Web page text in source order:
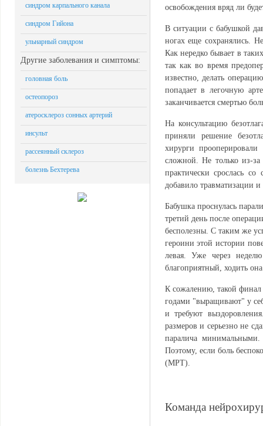
освобождения вряд ли
В ситуации с бабушкой
ногах еще сохранялись.
Как нередко бывает в
так как во время
известно, делать
попадает в легочную
заканчивается смертью
На консультацию
приняли решение
хирурги
сложной. Не только из-
практически срослась
добавило травматизации
Бабушка проснулась
третий день после
бесполезны. С таким же
героини этой истории
левая. Уже через
благоприятный, ходить она
К сожалению, такой
годами "выращивают" у
и требуют
размеров и серьезно не
паралича
Поэтому, если боль
(МРТ).
Команда
синдром карпального канала
синдром Гийона
ульнарный синдром
Другие заболевания и симптомы:
головная боль
остеопороз
атеросклероз сонных артерий
инсульт
рассеянный склероз
болезнь Бехтерева